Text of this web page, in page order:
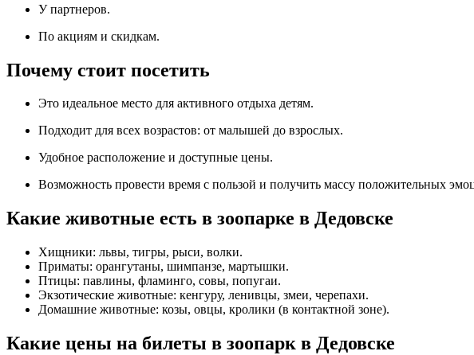
У партнеров.
По акциям и скидкам.
Почему стоит посетить
Это идеальное место для активного отдыха детям.
Подходит для всех возрастов: от малышей до взрослых.
Удобное расположение и доступные цены.
Возможность провести время с пользой и получить массу положительных
Какие животные есть в зоопарке в Дедовске
Хищники: львы, тигры, рыси, волки.
Приматы: орангутаны, шимпанзе, мартышки.
Птицы: павлины, фламинго, совы, попугаи.
Экзотические животные: кенгуру, ленивцы, змеи, черепахи.
Домашние животные: козы, овцы, кролики (в контактной зоне).
Какие цены на билеты в зоопарк в Дедовске